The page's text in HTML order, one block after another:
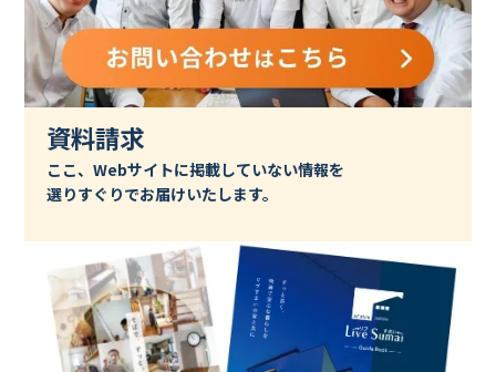
資料請求
ここ、Webサイトに掲載していない情報を
選りすぐりでお届けいたします。